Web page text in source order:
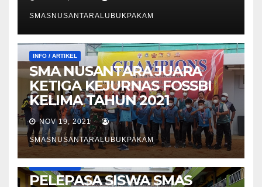
SMASNUSANTARALUBUKPAKAM
INFO / ARTIKEL
SMA NUSANTARA JUARA
KETIGA KEJURNAS FOSSBI
KELIMA TAHUN 2021
NOV 19, 2021
SMASNUSANTARALUBUKPAKAM
PELEPASA SISWA SMAS